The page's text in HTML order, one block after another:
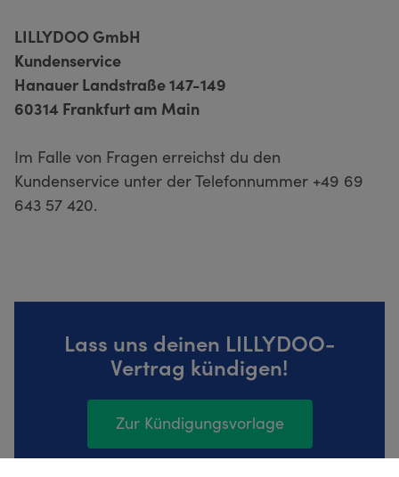
LILLYDOO GmbH
Kundenservice
Hanauer Landstraße 147-149
60314 Frankfurt am Main
Im Falle von Fragen erreichst du den
Kundenservice unter der Telefonnummer +49 69
643 57 420.
Lass uns deinen LILLYDOO-
Vertrag kündigen!
Zur Kündigungsvorlage